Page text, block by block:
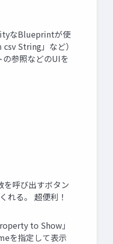
なBlueprintが使
String」など）
参照などのUIを
呼び出すボタン
れる。 超便利！
to Show」
を指定して表示